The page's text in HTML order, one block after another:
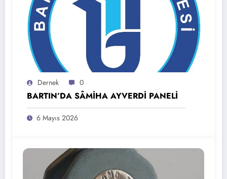
Dernek 0
BARTIN’DA SÂMİHA AYVERDİ PANELİ
6 Mayıs 2026